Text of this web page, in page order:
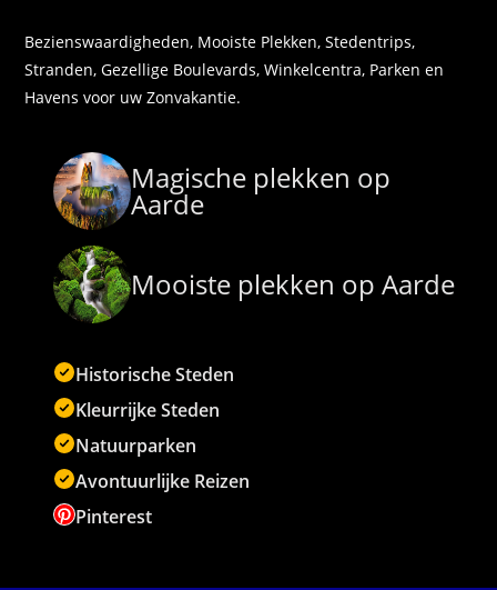
Bezienswaardigheden, Mooiste Plekken, Stedentrips,
Stranden, Gezellige Boulevards, Winkelcentra, Parken en
Havens voor uw Zonvakantie.
Magische plekken op
Aarde
Mooiste plekken op Aarde
Historische Steden
Kleurrijke Steden
Natuurparken
Avontuurlijke Reizen
Pinterest